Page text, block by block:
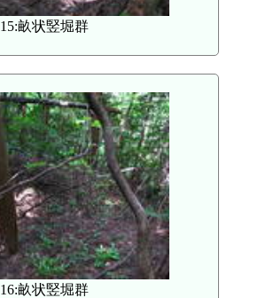
15:畝状竪堀群
16:畝状竪堀群